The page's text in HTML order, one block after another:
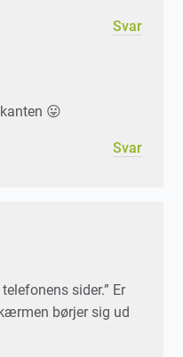
Svar
😛
Svar
sider.” Er
børjer sig ud